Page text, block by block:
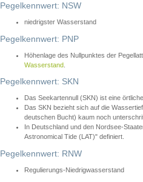
Pegelkennwert: NSW
niedrigster Wasserstand
Pegelkennwert: PNP
Höhenlage des Nullpunktes der
Wasserstand
Pegelkennwert: SKN
Das Seekartennull (SKN) ist eine
Das SKN bezieht sich auf die
deutschen Bucht) kaum noch
In Deutschland und den Nordsee-
Astronomical Tide (LAT)" definiert.
Pegelkennwert: RNW
Regulierungs-Niedrigwasserstand